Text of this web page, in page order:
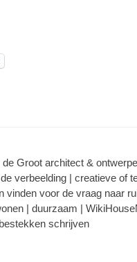
Groot architect &
verbeelding | creatieve of
vinden voor de vraag naar
| duurzaam |
schrijven